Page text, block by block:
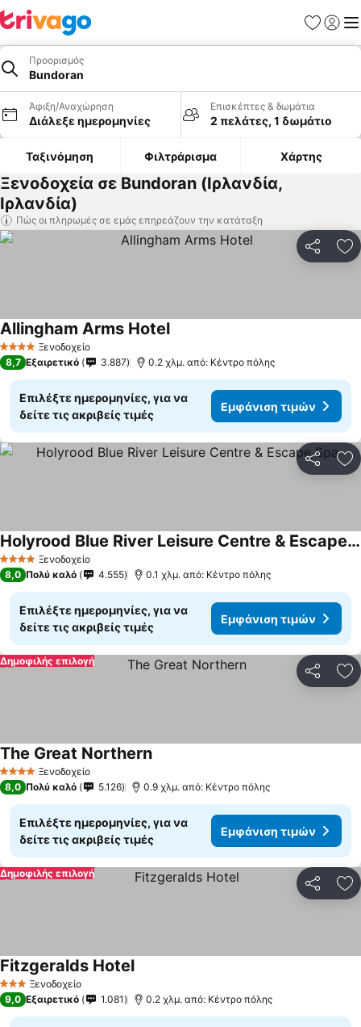
Προορισμός
Bundoran
Άφιξη/Αναχώρηση
Διάλεξε ημερομηνίες
Επισκέπτες & δωμάτια
2 πελάτες, 1 δωμάτιο
Ταξινόμηση Φιλτράρισμα Χάρτης
Ξενοδοχεία σε Bundoran (Ιρλανδία,
Ιρλανδία)
Πώς οι πληρωμές σε εμάς επηρεάζουν την κατάταξη
4 ΑστέριαΞενοδοχείο
Allingham Arms HotelΕμφάνιση τιμών
8,7 Εξαιρετικό 3.887 0.2 χλμ. από: Κέντρο πόλης
Επιλέξτε ημερομηνίες, για να
δείτε τις ακριβείς τιμές
Εμφάνιση τιμών
4 ΑστέριαΞενοδοχείο
Holyrood Blue River Leisure Centre & Escape Spa
Εμφάνιση τιμών
8,0 Πολύ καλό 4.555 0.1 χλμ. από: Κέντρο πόλης
Επιλέξτε ημερομηνίες, για να
δείτε τις ακριβείς τιμές
Εμφάνιση τιμών
Δημοφιλής επιλογή
4 ΑστέριαΞενοδοχείο
The Great NorthernΕμφάνιση τιμών
8,0 Πολύ καλό 5.126 0.9 χλμ. από: Κέντρο πόλης
Επιλέξτε ημερομηνίες, για να
δείτε τις ακριβείς τιμές
Εμφάνιση τιμών
Δημοφιλής επιλογή
3 ΑστέριαΞενοδοχείο
Fitzgeralds HotelΕμφάνιση τιμών
9,0 Εξαιρετικό 1.081 0.2 χλμ. από: Κέντρο πόλης